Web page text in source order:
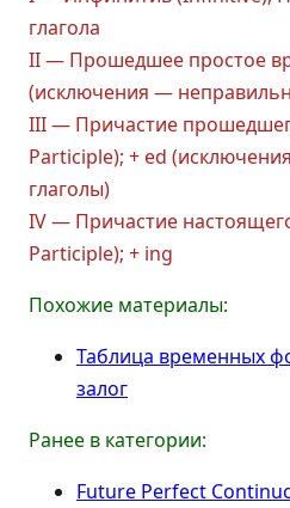
глагола
II — Прошедшее простое
(исключения —
III — Причастие
Participle); + ed
глаголы)
IV — Причастие
Participle); + ing
Похожие материалы:
Таблица временных
залог
Ранее в категории:
Future Perfect